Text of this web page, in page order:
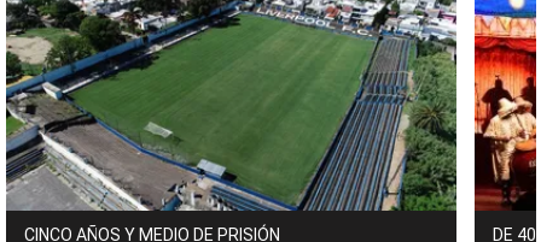
CINCO AÑOS Y MEDIO DE PRISIÓN DE